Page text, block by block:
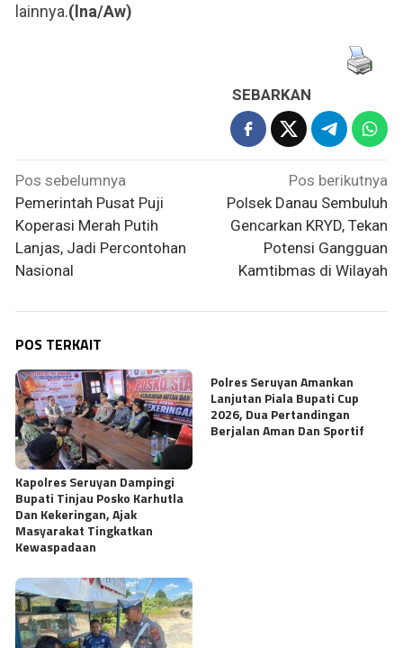
lainnya.(lna/Aw)
SEBARKAN
Navigasi
pos
Pos sebelumnya
Pemerintah Pusat Puji
Koperasi Merah Putih
Lanjas, Jadi Percontohan
Nasional
Pos berikutnya
Polsek Danau Sembuluh
Gencarkan KRYD, Tekan
Potensi Gangguan
Kamtibmas di Wilayah
POS TERKAIT
Kapolres Seruyan Dampingi
Bupati Tinjau Posko Karhutla
Dan Kekeringan, Ajak
Masyarakat Tingkatkan
Kewaspadaan
Polres Seruyan Amankan
Lanjutan Piala Bupati Cup
2026, Dua Pertandingan
Berjalan Aman Dan Sportif